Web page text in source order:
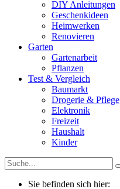
DIY Anleitungen
Geschenkideen
Heimwerken
Renovieren
Garten
Gartenarbeit
Pflanzen
Test & Vergleich
Baumarkt
Drogerie & Pflege
Elektronik
Freizeit
Haushalt
Kinder
Sie befinden sich hier: